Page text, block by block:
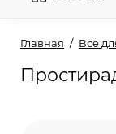
Главная Все